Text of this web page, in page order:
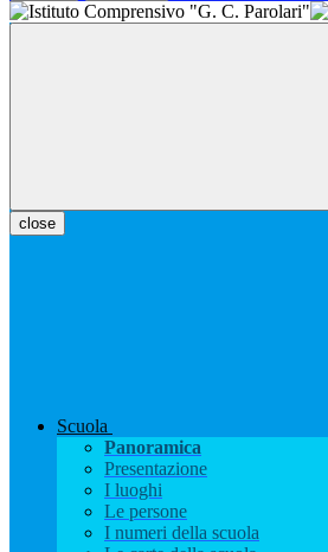
close
Scuola
Panoramica
Presentazione
I luoghi
Le persone
I numeri della scuola